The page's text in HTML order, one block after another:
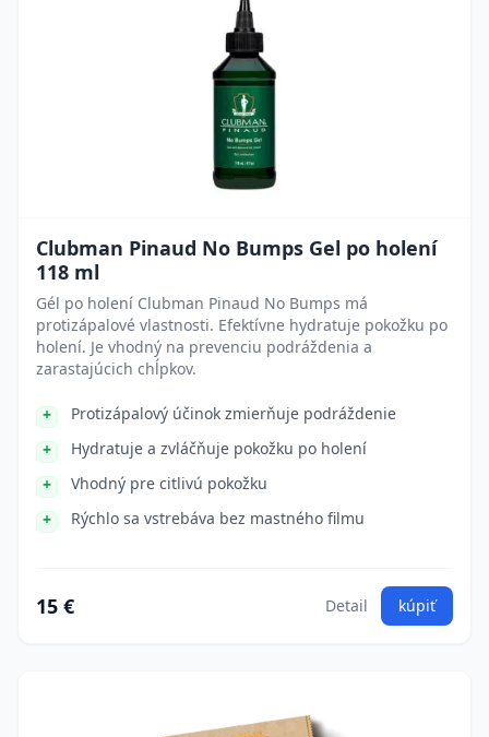
Clubman Pinaud No Bumps Gel po holení
118 ml
Gél po holení Clubman Pinaud No Bumps má
protizápalové vlastnosti. Efektívne hydratuje pokožku po
holení. Je vhodný na prevenciu podráždenia a
zarastajúcich chĺpkov.
Protizápalový účinok zmierňuje podráždenie
Hydratuje a zvláčňuje pokožku po holení
Vhodný pre citlivú pokožku
Rýchlo sa vstrebáva bez mastného filmu
15 € Detail kúpiť